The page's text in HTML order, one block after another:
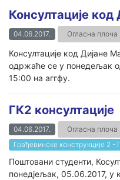
Консултације код
04.06.2017. Огласна плоча
Консултације код Дијане
одржаће се у понедељак
15:00 на аггфу.
ГК2 консултације
04.06.2017. Огласна плоча
Грађевинске конструкције 2 -
Поштовани студенти,
понедјељак, 05.06.2017, у